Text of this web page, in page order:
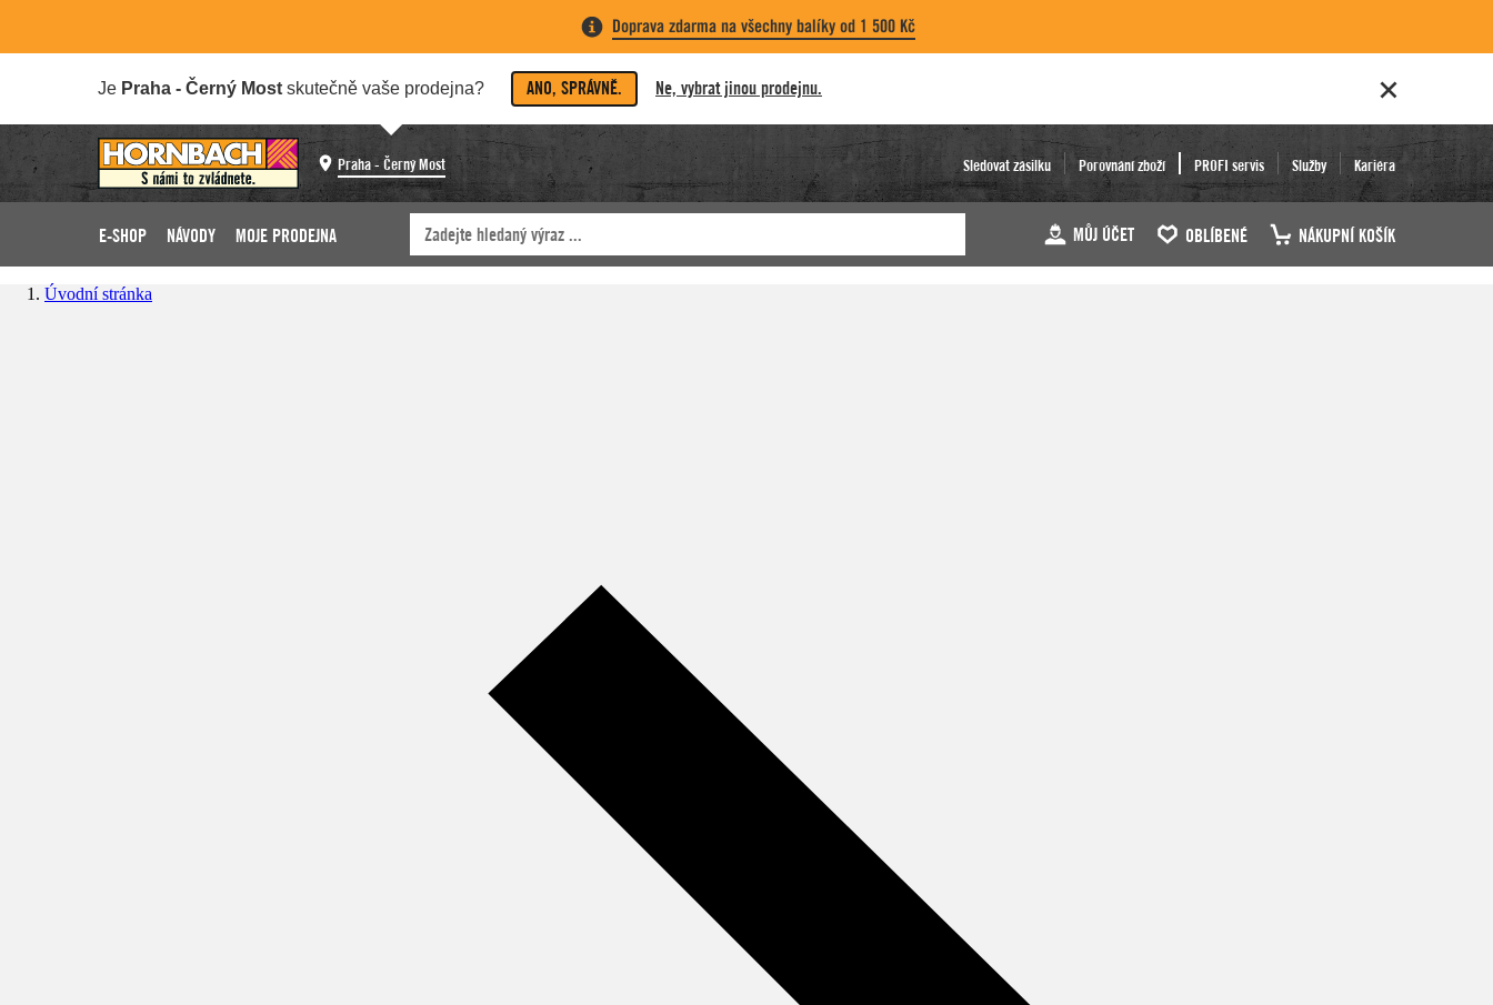
Doprava zdarma na všechny balíky od 1 500 Kč
Je Praha - Černý Most skutečně vaše prodejna? ANO, SPRÁVNĚ. Ne, vybrat jinou prodejnu.
Praha - Černý Most Sledovat zásilku Porovnání zboží PROFI servis Služby Kariéra
E-SHOP NÁVODY MOJE PRODEJNA MŮJ ÚČET OBLÍBENÉ NÁKUPNÍ KOŠÍK
Úvodní stránka